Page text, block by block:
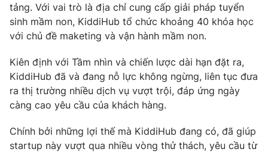
tảng. Với vai trò là địa chỉ cung cấp giải pháp tuyển
sinh mầm non, KiddiHub tổ chức khoảng 40 khóa học
với chủ đề maketing và vận hành mầm non.
Kiên định với Tầm nhìn và chiến lược dài hạn đặt ra,
KiddiHub đã và đang nỗ lực không ngừng, liên tục đưa
ra thị trường nhiều dịch vụ vượt trội, đáp ứng ngày
càng cao yêu cầu của khách hàng.
Chính bởi những lợi thế mà KiddiHub đang có, đã giúp
startup này vượt qua nhiều vòng thử thách, yêu cầu từ